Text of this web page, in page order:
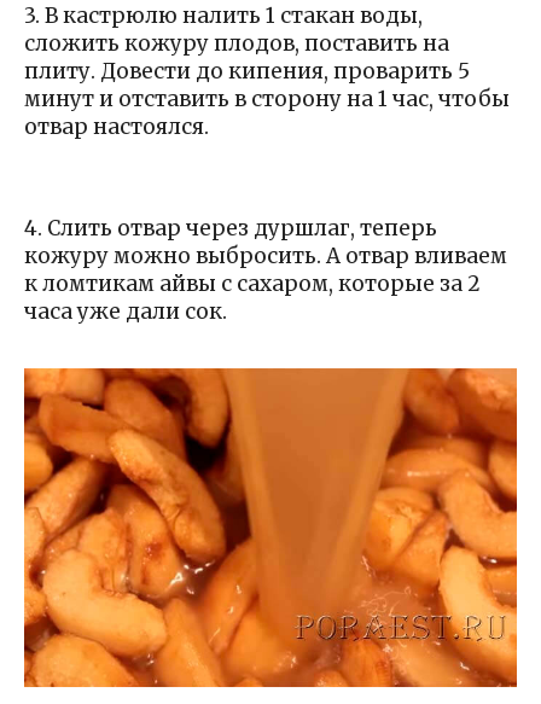
3. В кастрюлю налить 1 стакан воды,
сложить кожуру плодов, поставить на
плиту. Довести до кипения, проварить 5
минут и отставить в сторону на 1 час, чтобы
отвар настоялся.
4. Слить отвар через дуршлаг, теперь
кожуру можно выбросить. А отвар вливаем
к ломтикам айвы с сахаром, которые за 2
часа уже дали сок.